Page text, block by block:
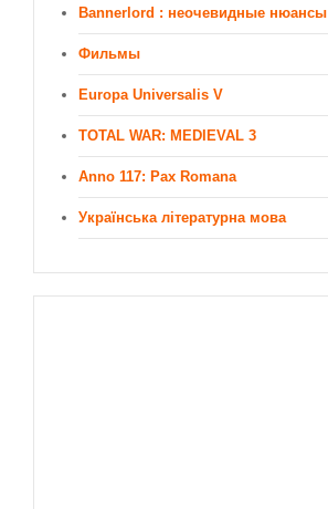
Bannerlord : неочевидные нюансы
Фильмы
Europa Universalis V
TOTAL WAR: MEDIEVAL 3
Anno 117: Pax Romana
Українська літературна мова